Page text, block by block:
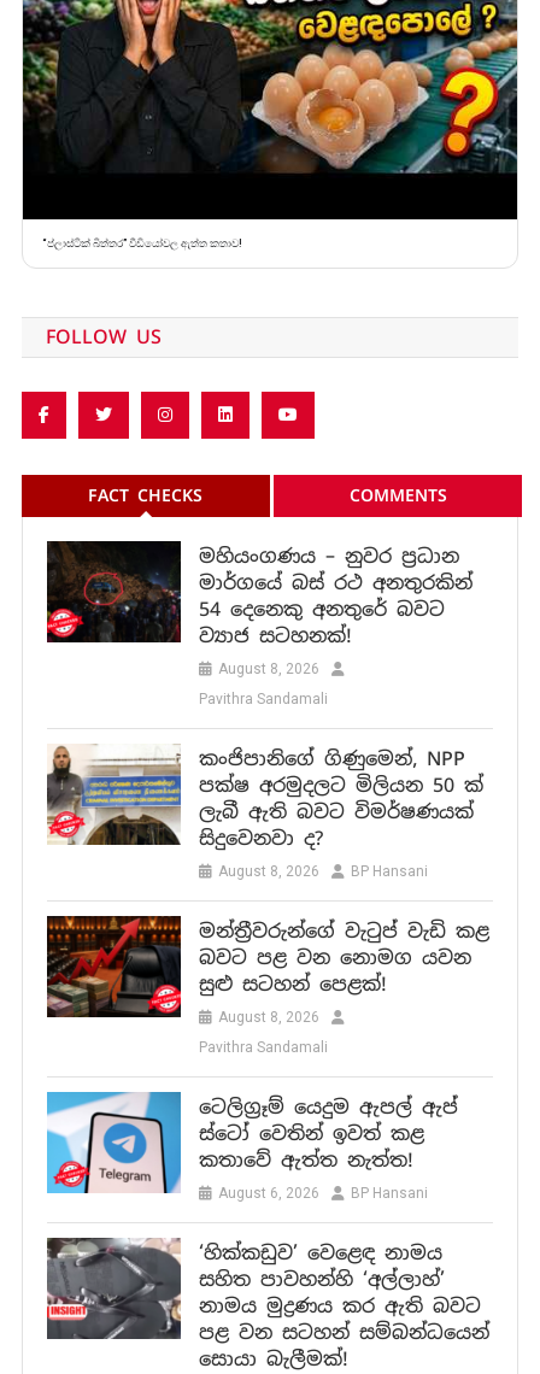
“ප්ලාස්ටික් බිත්තර” වීඩියෝවල ඇත්ත කතාව!
FOLLOW US
FACT CHECKS COMMENTS
මහියංගණය – නුවර ප්‍රධාන
මාර්ගයේ බස් රථ අනතුරකින්
54 දෙනෙකු අනතුරේ බවට
ව්‍යාජ සටහනක්!
August 8, 2026
Pavithra Sandamali
කංජිපානිගේ ගිණුමෙන්, NPP
පක්ෂ අරමුදලට මිලියන 50 ක්
ලැබී ඇති බවට විමර්ෂණයක්
සිදුවෙනවා ද?
August 8, 2026 BP Hansani
මන්ත්‍රීවරුන්ගේ වැටුප් වැඩි කළ
බවට පළ වන නොමග යවන
සුළු සටහන් පෙළක්!
August 8, 2026
Pavithra Sandamali
ටෙලිග්‍රෑම් යෙදුම ඇපල් ඇප්
ස්ටෝ වෙතින් ඉවත් කළ
කතාවේ ඇත්ත නැත්ත!
August 6, 2026 BP Hansani
‘හික්කඩුව’ වෙළෙඳ නාමය
සහිත පාවහන්හි ‘අල්ලාහ්’
නාමය මුද්‍රණය කර ඇති බවට
පළ වන සටහන් සම්බන්ධයෙන්
සොයා බැලීමක්!